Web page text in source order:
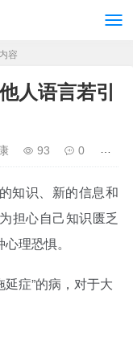
容
人语言若引
93 0
知识、新的信息和
担心自己知识匮乏
理恐惧。
症”的病，对于大